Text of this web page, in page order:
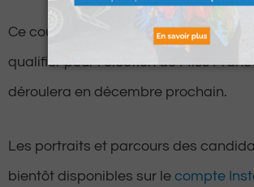
Ce couronnement permettra à la
qualifier pour l’élection de Miss
déroulera en décembre prochain.
Les portraits et parcours des
bientôt disponibles sur le compte